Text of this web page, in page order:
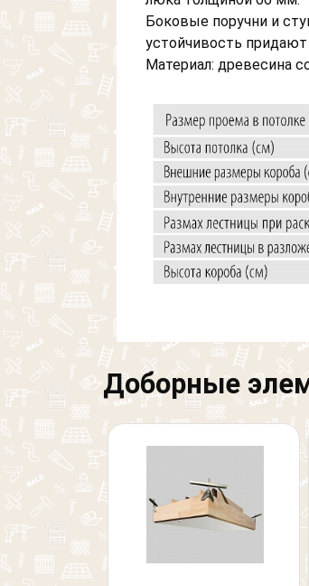
Боковые поручни и
устойчивость
Материал: древесина
Доборные